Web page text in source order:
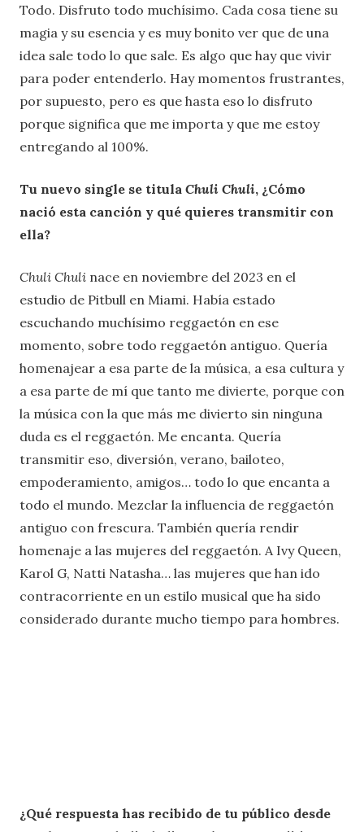
Todo. Disfruto todo muchísimo. Cada cosa tiene su
magia y su esencia y es muy bonito ver que de una
idea sale todo lo que sale. Es algo que hay que vivir
para poder entenderlo. Hay momentos frustrantes,
por supuesto, pero es que hasta eso lo disfruto
porque significa que me importa y que me estoy
entregando al 100%.
Tu nuevo single se titula Chuli Chuli, ¿Cómo
nació esta canción y qué quieres transmitir con
ella?
Chuli Chuli nace en noviembre del 2023 en el
estudio de Pitbull en Miami. Había estado
escuchando muchísimo reggaetón en ese
momento, sobre todo reggaetón antiguo. Quería
homenajear a esa parte de la música, a esa cultura y
a esa parte de mí que tanto me divierte, porque con
la música con la que más me divierto sin ninguna
duda es el reggaetón. Me encanta. Quería
transmitir eso, diversión, verano, bailoteo,
empoderamiento, amigos… todo lo que encanta a
todo el mundo. Mezclar la influencia de reggaetón
antiguo con frescura. También quería rendir
homenaje a las mujeres del reggaetón. A Ivy Queen,
Karol G, Natti Natasha… las mujeres que han ido
contracorriente en un estilo musical que ha sido
considerado durante mucho tiempo para hombres.
¿Qué respuesta has recibido de tu público desde